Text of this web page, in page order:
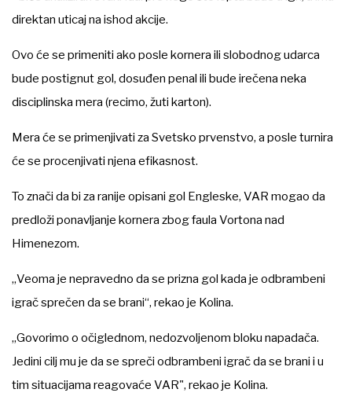
direktan uticaj na ishod akcije.
Ovo će se primeniti ako posle kornera ili slobodnog udarca
bude postignut gol, dosuđen penal ili bude irečena neka
disciplinska mera (recimo, žuti karton).
Mera će se primenjivati za Svetsko prvenstvo, a posle turnira
će se procenjivati njena efikasnost.
To znači da bi za ranije opisani gol Engleske, VAR mogao da
predloži ponavljanje kornera zbog faula Vortona nad
Himenezom.
„Veoma je nepravedno da se prizna gol kada je odbrambeni
igrač sprečen da se brani“, rekao je Kolina.
„Govorimo o očiglednom, nedozvoljenom bloku napadača.
Jedini cilj mu je da se spreči odbrambeni igrač da se brani i u
tim situacijama reagovaće VAR", rekao je Kolina.